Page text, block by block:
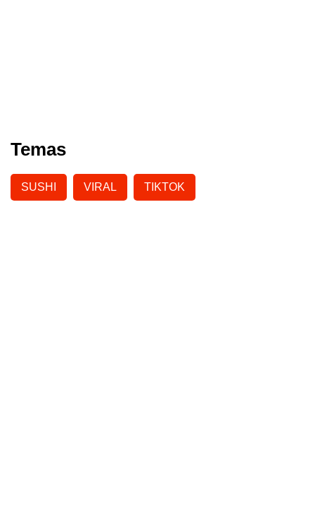
Temas
SUSHI VIRAL TIKTOK